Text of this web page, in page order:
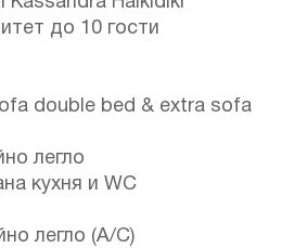
до 10 гости
double bed & extra sofa
легло
кухня и WC
легло (A/C)